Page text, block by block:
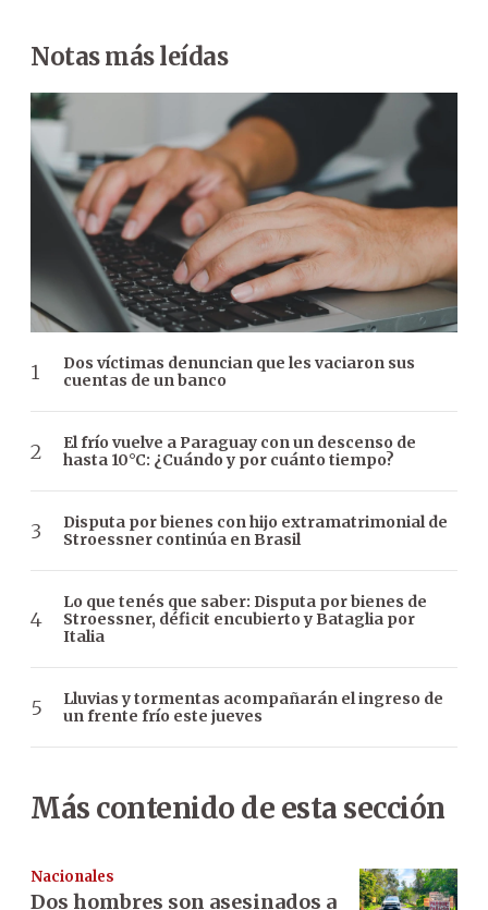
Notas más leídas
Dos víctimas denuncian que les vaciaron sus
cuentas de un banco
El frío vuelve a Paraguay con un descenso de
hasta 10°C: ¿Cuándo y por cuánto tiempo?
Disputa por bienes con hijo extramatrimonial de
Stroessner continúa en Brasil
Lo que tenés que saber: Disputa por bienes de
Stroessner, déficit encubierto y Bataglia por
Italia
Lluvias y tormentas acompañarán el ingreso de
un frente frío este jueves
Más contenido de esta sección
Nacionales
Dos hombres son asesinados a